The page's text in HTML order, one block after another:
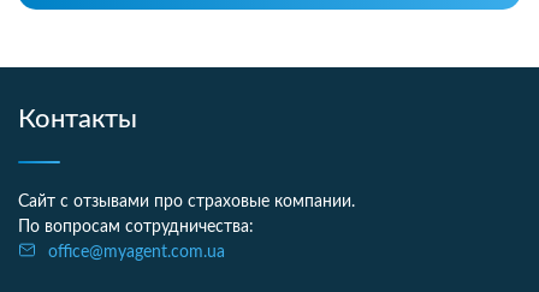
Контакты
Сайт с отзывами про страховые компании.
По вопросам сотрудничества:
office@myagent.com.ua